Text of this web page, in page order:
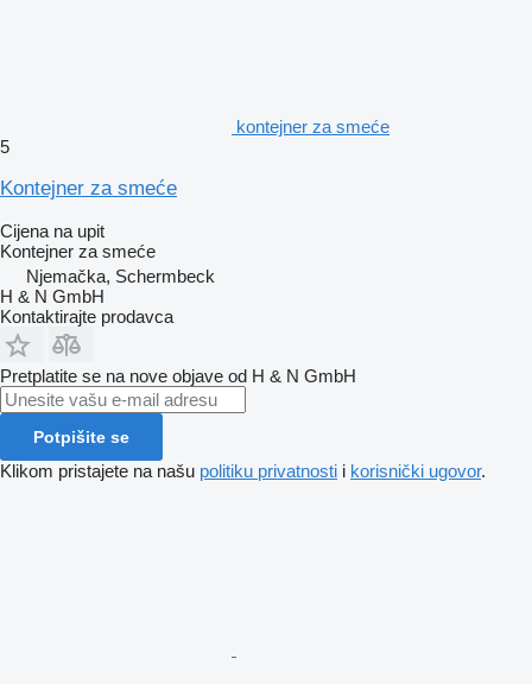
kontejner za smeće
5
Kontejner za smeće
Cijena na upit
Kontejner za smeće
Njemačka, Schermbeck
H & N GmbH
Kontaktirajte prodavca
Pretplatite se na nove objave od H & N GmbH
Potpišite se
Klikom pristajete na našu politiku privatnosti i korisnički ugovor.